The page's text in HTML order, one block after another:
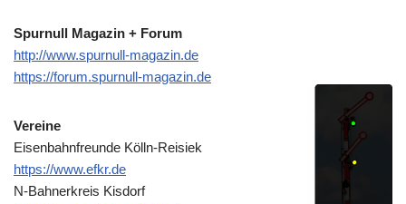
Spurnull Magazin + Forum
http://www.spurnull-magazin.de
https://forum.spurnull-magazin.de
Vereine
Eisenbahnfreunde Kölln-Reisiek
https://www.efkr.de
N-Bahnerkreis Kisdorf